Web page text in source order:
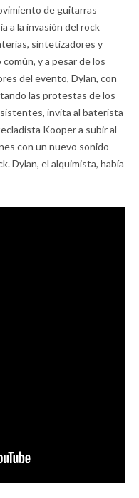
de guitarras
a la invasión del rock
sintetizadores y
y a pesar de los
del evento, Dylan, con
las protestas de los
invita al baterista
Kooper a subir al
con un nuevo sonido
Dylan, el alquimista, había